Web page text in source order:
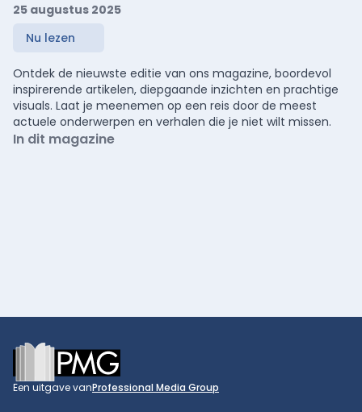
25 augustus 2025
Nu lezen
Ontdek de nieuwste editie van ons magazine, boordevol
inspirerende artikelen, diepgaande inzichten en prachtige
visuals. Laat je meenemen op een reis door de meest
actuele onderwerpen en verhalen die je niet wilt missen.
In dit magazine
Footer
Een uitgave vanProfessional Media Group